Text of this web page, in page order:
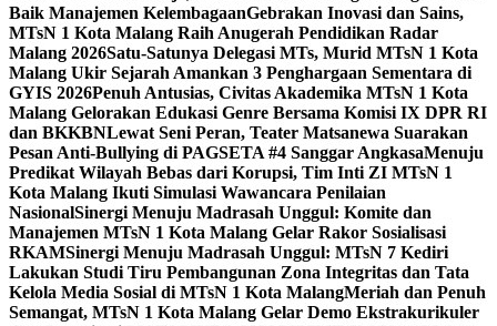
Baik Manajemen KelembagaanGebrakan Inovasi dan Sains,
MTsN 1 Kota Malang Raih Anugerah Pendidikan Radar
Malang 2026Satu-Satunya Delegasi MTs, Murid MTsN 1 Kota
Malang Ukir Sejarah Amankan 3 Penghargaan Sementara di
GYIS 2026Penuh Antusias, Civitas Akademika MTsN 1 Kota
Malang Gelorakan Edukasi Genre Bersama Komisi IX DPR RI
dan BKKBNLewat Seni Peran, Teater Matsanewa Suarakan
Pesan Anti-Bullying di PAGSETA #4 Sanggar AngkasaMenuju
Predikat Wilayah Bebas dari Korupsi, Tim Inti ZI MTsN 1
Kota Malang Ikuti Simulasi Wawancara Penilaian
NasionalSinergi Menuju Madrasah Unggul: Komite dan
Manajemen MTsN 1 Kota Malang Gelar Rakor Sosialisasi
RKAMSinergi Menuju Madrasah Unggul: MTsN 7 Kediri
Lakukan Studi Tiru Pembangunan Zona Integritas dan Tata
Kelola Media Sosial di MTsN 1 Kota MalangMeriah dan Penuh
Semangat, MTsN 1 Kota Malang Gelar Demo Ekstrakurikuler